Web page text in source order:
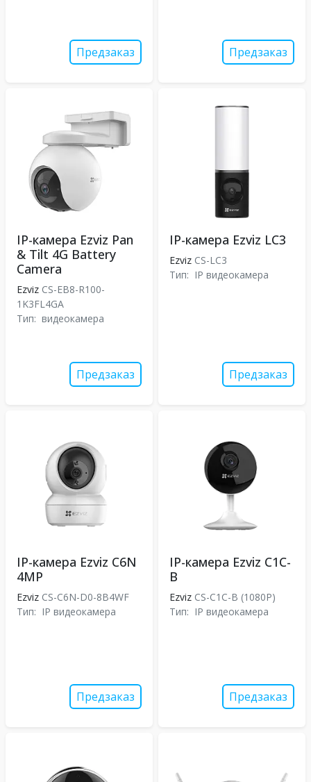
Предзаказ Предзаказ
IP-камера Ezviz Pan
& Tilt 4G Battery
Camera
Ezviz CS-EB8-R100-
1K3FL4GA
Тип: видеокамера
Предзаказ
IP-камера Ezviz LC3
Ezviz CS-LC3
Тип: IP видеокамера
Предзаказ
IP-камера Ezviz C6N
4MP
Ezviz CS-C6N-D0-8B4WF
Тип: IP видеокамера
Предзаказ
IP-камера Ezviz C1C-
B
Ezviz CS-C1C-B (1080P)
Тип: IP видеокамера
Предзаказ